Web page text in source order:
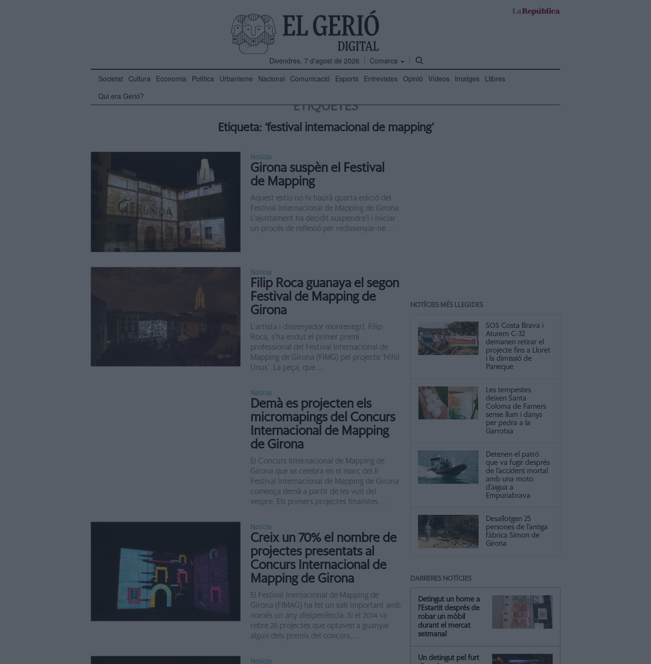
Divendres, 7 d'agost de 2026
Comarca
Societat Cultura Economia Política Urbanisme Nacional Comunicació Esports Entrevistes Opinió Vídeos Imatges Llibres
Qui era Gerió?
ETIQUETES
Etiqueta: ‘festival internacional de mapping’
Notícia
Girona suspèn el Festival
de Mapping
Aquest estiu no hi haurà quarta edició del
Festival Internacional de Mapping de Girona.
L'ajuntament ha decidit suspendre'l i iniciar
un procés de reflexió per redissenyar-ne ...
Notícia
Filip Roca guanaya el segon
Festival de Mapping de
Girona
L'artista i dissenyador montenegrí, Filip
Roca, s'ha endut el primer premi
professional del Festival Internacional de
Mapping de Girona (FIMG) pel projecte 'Nihil
Unus'. La peça, que ...
Notícia
Demà es projecten els
micromapings del Concurs
Internacional de Mapping
de Girona
El Concurs Internacional de Mapping de
Girona que se celebra en el marc del II
Festival Internacional de Mapping de Girona
comença demà a partir de les vuit del
vespre. Els primers projectes finalistes ...
Notícia
Creix un 70% el nombre de
projectes presentats al
Concurs Internacional de
Mapping de Girona
El Festival Inernacional de Mapping de
Girona (FIMAG) ha fet un salt important amb
només un any d'experiència. Si el 2014 va
rebre 26 projectes que optaven a guanyar
algun dels premis del concurs, ...
Notícia
NOTÍCIES MÉS LLEGIDES
SOS Costa Brava i
Aturem C-32
demanen retirar el
projecte fins a Lloret
i la dimissió de
Paneque
Les tempestes
deixen Santa
Coloma de Farners
sense llum i danys
per pedra a la
Garrotxa
Detenen el patró
que va fugir després
de l’accident mortal
amb una moto
d’aigua a
Empuriabrava
Desallotgen 25
persones de l’antiga
fàbrica Simon de
Girona
DARRERES NOTÍCIES
Detingut un home a
l’Estartit després de
robar un mòbil
durant el mercat
setmanal
Un detingut pel furt